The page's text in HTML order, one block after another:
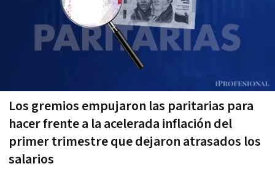
Los gremios empujaron las paritarias para
hacer frente a la acelerada inflación del
primer trimestre que dejaron atrasados los
salarios